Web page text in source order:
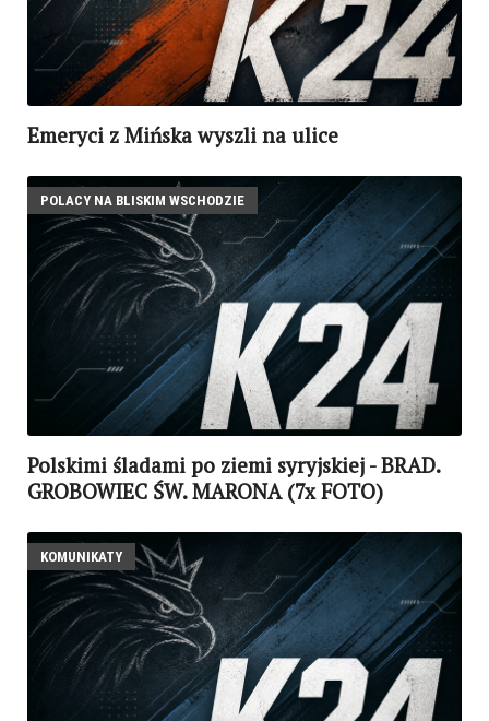
Emeryci z Mińska wyszli na ulice
POLACY NA BLISKIM WSCHODZIE
Polskimi śladami po ziemi syryjskiej - BRAD.
GROBOWIEC ŚW. MARONA (7x FOTO)
KOMUNIKATY